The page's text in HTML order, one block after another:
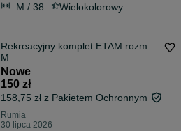
M / 38 Wielokolorowy
Rekreacyjny komplet ETAM rozm.
M
Nowe
150 zł
158,75 zł z Pakietem Ochronnym
Rumia
30 lipca 2026